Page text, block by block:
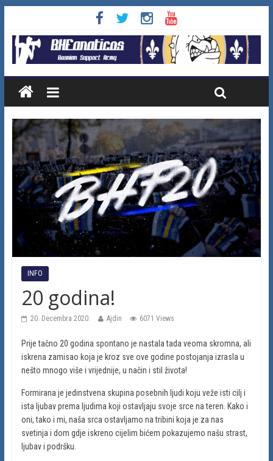
INFO
20 godina!
20. Decembra 2020. Ajdin 6071 Views
Prije tačno 20 godina spontano je nastala tada veoma skromna, ali
iskrena zamisao koja je kroz sve ove godine postojanja izrasla u
nešto mnogo više i vrijednije, u način i stil života!
Formirana je jedinstvena skupina posebnih ljudi koju veže isti cilj i
ista ljubav prema ljudima koji ostavljaju svoje srce na teren. Kako i
oni, tako i mi, naša srca ostavljamo na tribini koja je za nas
svetinja i dom gdje iskreno cijelim bićem pokazujemo našu strast,
ljubav i podršku.